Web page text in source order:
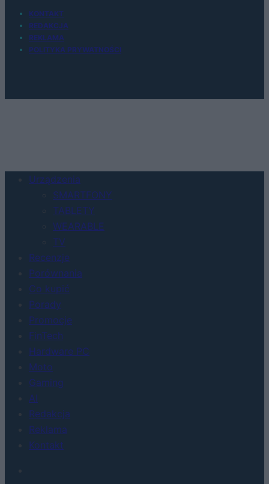
KONTAKT
REDAKCJA
REKLAMA
POLITYKA PRYWATNOŚCI
Urządzenia
SMARTFONY
TABLETY
WEARABLE
TV
Recenzje
Porównania
Co kupić
Porady
Promocje
FinTech
Hardware PC
Moto
Gaming
AI
Redakcja
Reklama
Kontakt